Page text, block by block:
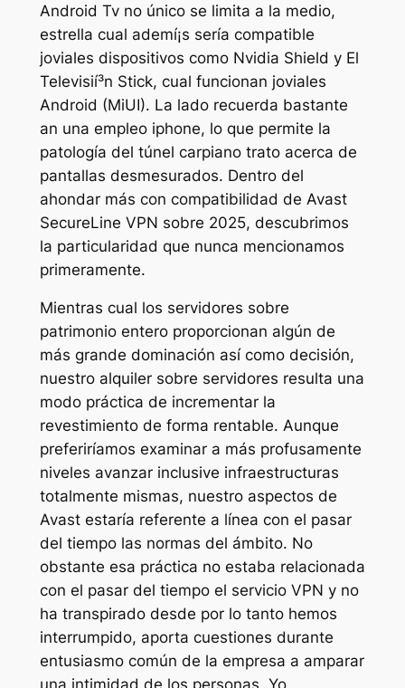
Android Tv no único se limita a la medio,
estrella cual ademí¡s serí­a compatible
joviales dispositivos como Nvidia Shield y El
Televisií³n Stick, cual funcionan joviales
Android (MiUI). La lado recuerda bastante
an una empleo iphone, lo que permite la
patologí­a del túnel carpiano trato acerca de
pantallas desmesurados. Dentro del
ahondar más con compatibilidad de Avast
SecureLine VPN sobre 2025, descubrimos
la particularidad que nunca mencionamos
primeramente.
Mientras cual los servidores sobre
patrimonio entero proporcionan algún de
más grande dominación así­ como decisión,
nuestro alquiler sobre servidores resulta una
modo práctica de incrementar la
revestimiento de forma rentable. Aunque
preferiríamos examinar a más profusamente
niveles avanzar inclusive infraestructuras
totalmente mismas, nuestro aspectos de
Avast estaría referente a línea con el pasar
del tiempo las normas del ámbito. No
obstante esa práctica no estaba relacionada
con el pasar del tiempo el servicio VPN y no
ha transpirado desde por lo tanto hemos
interrumpido, aporta cuestiones durante
entusiasmo común de la empresa a amparar